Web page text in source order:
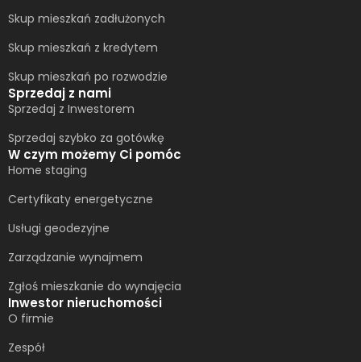
Skup mieszkań zadłużonych
Skup mieszkań z kredytem
Skup mieszkań po rozwodzie
Sprzedaj z nami
Sprzedaj z Inwestorem
Sprzedaj szybko za gotówkę
W czym możemy Ci pomóc
Home staging
Certyfikaty energetyczne
Usługi geodezyjne
Zarządzanie wynajmem
Zgłoś mieszkanie do wynajęcia
Inwestor nieruchomości
O firmie
Zespół